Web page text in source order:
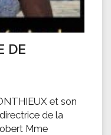
DE
et son
de la
Mme